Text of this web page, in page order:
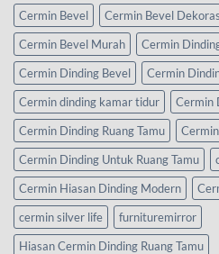
Cermin Bevel
Cermin Bevel
Cermin Bevel Murah
Cermin
Cermin Dinding Bevel
Cermin
Cermin dinding kamar tidur
Cermin
Cermin Dinding Ruang Tamu
Cermin Dinding Untuk Ruang Tamu
Cermin Hiasan Dinding Modern
cermin silver life
furnituremirror
Hiasan Cermin Dinding Ruang Tamu